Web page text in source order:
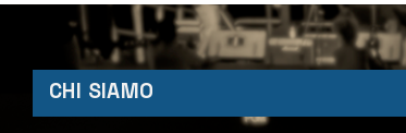
CHI SIAMO